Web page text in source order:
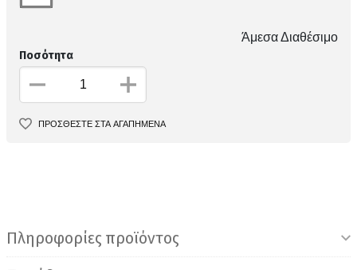
Άμεσα Διαθέσιμο
Ποσότητα
ΠΡΟΣΘΕΣΤΕ ΣΤΑ ΑΓΑΠΗΜΕΝΑ
Πληροφορίες προϊόντος